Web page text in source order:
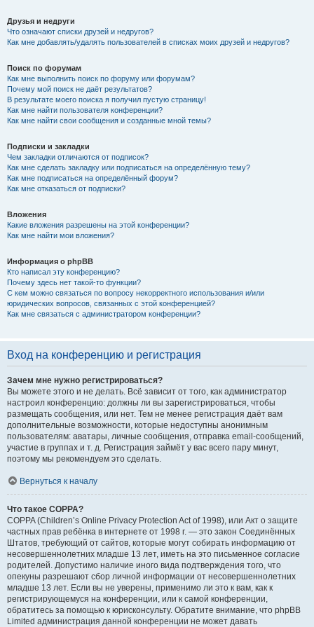
Друзья и недруги
Что означают списки друзей и недругов?
Как мне добавлять/удалять пользователей в списках моих друзей и недругов?
Поиск по форумам
Как мне выполнить поиск по форуму или форумам?
Почему мой поиск не даёт результатов?
В результате моего поиска я получил пустую страницу!
Как мне найти пользователя конференции?
Как мне найти свои сообщения и созданные мной темы?
Подписки и закладки
Чем закладки отличаются от подписок?
Как мне сделать закладку или подписаться на определённую тему?
Как мне подписаться на определённый форум?
Как мне отказаться от подписки?
Вложения
Какие вложения разрешены на этой конференции?
Как мне найти мои вложения?
Информация о phpBB
Кто написал эту конференцию?
Почему здесь нет такой-то функции?
С кем можно связаться по вопросу некорректного использования и/или
юридических вопросов, связанных с этой конференцией?
Как мне связаться с администратором конференции?
Вход на конференцию и регистрация
Зачем мне нужно регистрироваться?
Вы можете этого и не делать. Всё зависит от того, как администратор
настроил конференцию: должны ли вы зарегистрироваться, чтобы
размещать сообщения, или нет. Тем не менее регистрация даёт вам
дополнительные возможности, которые недоступны анонимным
пользователям: аватары, личные сообщения, отправка email-сообщений,
участие в группах и т. д. Регистрация займёт у вас всего пару минут,
поэтому мы рекомендуем это сделать.
Вернуться к началу
Что такое COPPA?
COPPA (Children’s Online Privacy Protection Act of 1998), или Акт о защите
частных прав ребёнка в интернете от 1998 г. — это закон Соединённых
Штатов, требующий от сайтов, которые могут собирать информацию от
несовершеннолетних младше 13 лет, иметь на это письменное согласие
родителей. Допустимо наличие иного вида подтверждения того, что
опекуны разрешают сбор личной информации от несовершеннолетних
младше 13 лет. Если вы не уверены, применимо ли это к вам, как к
регистрирующемуся на конференции, или к самой конференции,
обратитесь за помощью к юрисконсульту. Обратите внимание, что phpBB
Limited администрация данной конференции не может давать